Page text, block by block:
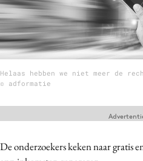
12 nov: MarketingLive!
Adverteren
Events
Vacatures
Partners
Topics
Helaas hebben we niet meer de
© adformatie
De onderzoekers keken naar gratis